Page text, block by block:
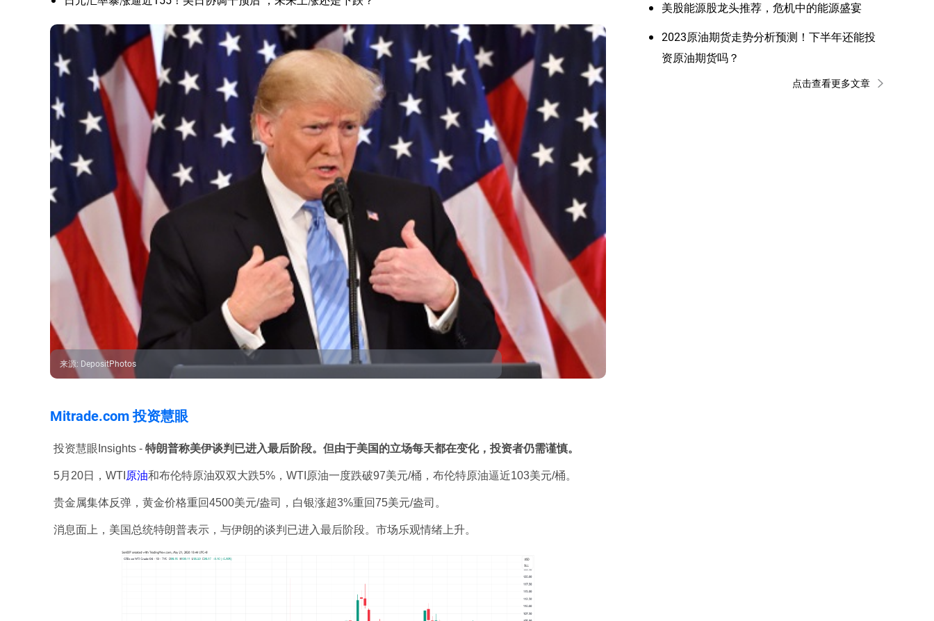
来源: DepositPhotos
Mitrade.com 投资慧眼
投资慧眼Insights - 特朗普称美伊谈判已进入最后阶段。但由于美国的立场每天都在变化，投资者仍需谨慎。
5月20日，WTI 原油和布伦特原油双双大跌5%，WTI原油一度跌破97美元/桶，布伦特原油逼近103美元/桶。
贵金属集体反弹，黄金价格重回4500美元/盎司，白银涨超3%重回75美元/盎司。
消息面上，美国总统特朗普表示，与伊朗的谈判已进入最后阶段。市场乐观情绪上升。
美股能源股龙头推荐，危机中的能源盛宴
2023原油期货走势分析预测！下半年还能投
资原油期货吗？
点击查看更多文章